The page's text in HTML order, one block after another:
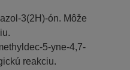
3(2H)-ón. Môže
5-yne-4,7-
reakciu.